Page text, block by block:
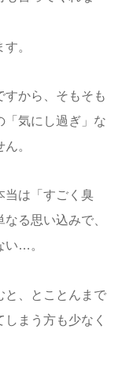
。
すから、そもそも
「気にし過ぎ」な
。
当は「すごく臭
る思い込みで、
い…。
と、とことんまで
まう方も少なく